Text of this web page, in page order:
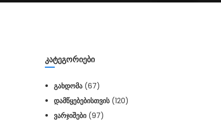
ᲙᲐᲢᲔᲒᲝᲠᲘᲔᲑᲘ
ᲒᲐᲮᲓᲝᲛᲐ (67)
ᲓᲐᲛᲬᲧᲔᲑᲔᲑᲘᲡᲗᲕᲘᲡ(120)
ᲕᲐᲠᲯᲘᲨᲔᲑᲘ (97)